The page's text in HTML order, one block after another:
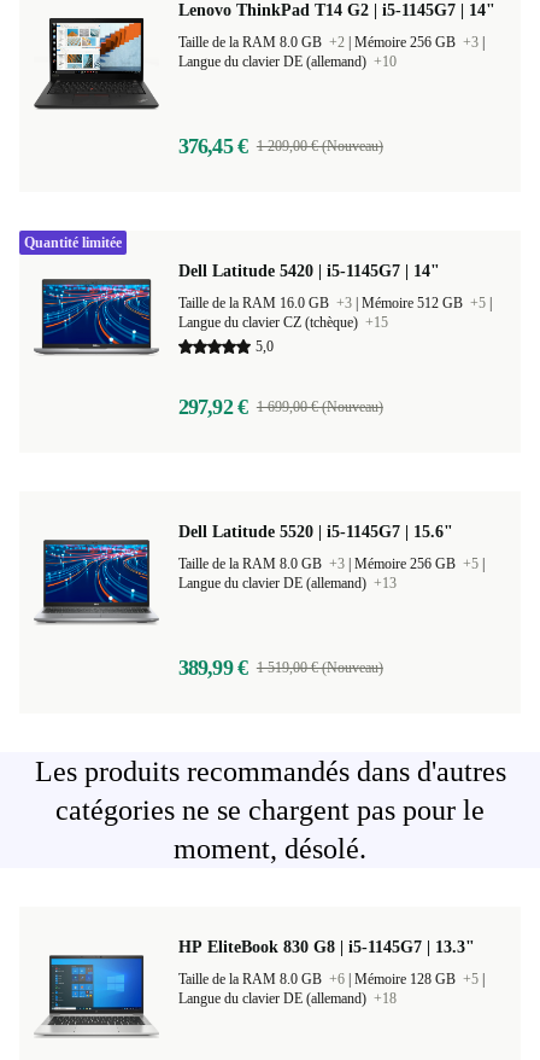
Lenovo ThinkPad T14 G2 | i5-1145G7 | 14"
Taille de la RAM 8.0 GB +2 Mémoire 256 GB +3
Langue du clavier DE (allemand) +10
376,45 € 1 209,00 € (Nouveau)
Dell Latitude 5420 | i5-1145G7 | 14"
Taille de la RAM 16.0 GB +3 Mémoire 512 GB +5
Langue du clavier CZ (tchèque) +15
5,0
297,92 € 1 699,00 € (Nouveau)
Quantité limitée
Dell Latitude 5520 | i5-1145G7 | 15.6"
Taille de la RAM 8.0 GB +3 Mémoire 256 GB +5
Langue du clavier DE (allemand) +13
389,99 € 1 519,00 € (Nouveau)
Les produits recommandés dans d'autres
catégories ne se chargent pas pour le
moment, désolé.
HP EliteBook 830 G8 | i5-1145G7 | 13.3"
Taille de la RAM 8.0 GB +6 Mémoire 128 GB +5
Langue du clavier DE (allemand) +18